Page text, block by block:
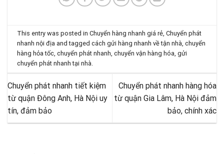
This entry was posted inChuyển hàng nhanh giá rẻ,Chuyển phát
nhanh nội địa and taggedcách gửi hàng nhanh về tận nhà,chuyển
hàng hỏa tốc,chuyển phát nhanh,chuyển vận hàng hóa,gửi
chuyển phát nhanh tại nhà.
Chuyển phát nhanh tiết kiệm
từ quận Đông Anh, Hà Nội uy
tín, đảm bảo
Chuyển phát nhanh hàng hóa
từ quận Gia Lâm, Hà Nội đảm
bảo, chính xác